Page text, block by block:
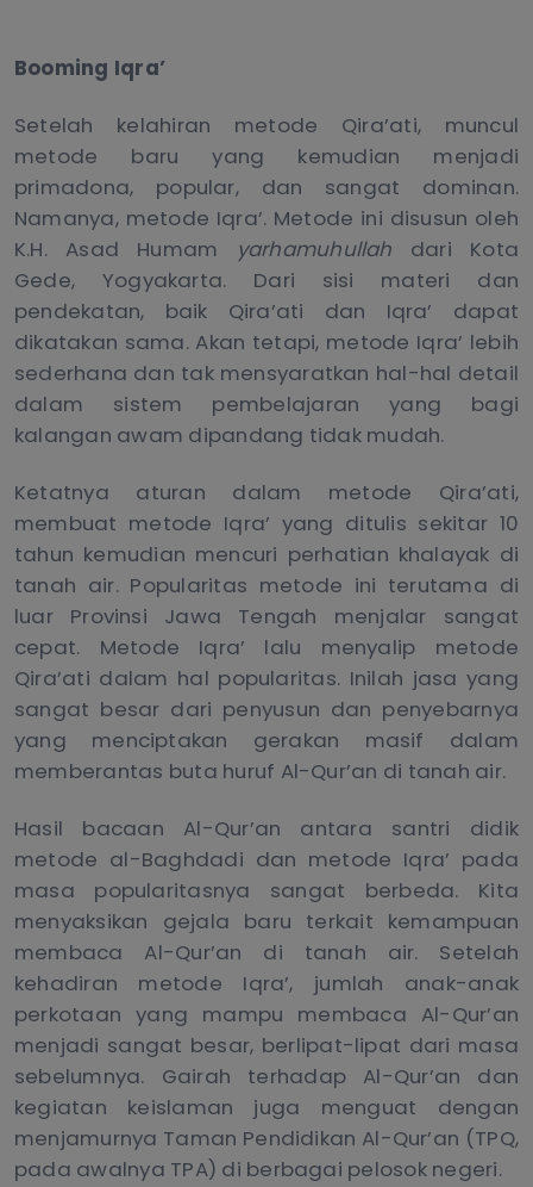
Booming Iqra’
Setelah kelahiran metode Qira’ati, muncul
metode baru yang kemudian menjadi
primadona, popular, dan sangat dominan.
Namanya, metode Iqra’. Metode ini disusun oleh
K.H. Asad Humam yarhamuhullah dari Kota
Gede, Yogyakarta. Dari sisi materi dan
pendekatan, baik Qira’ati dan Iqra’ dapat
dikatakan sama. Akan tetapi, metode Iqra’ lebih
sederhana dan tak mensyaratkan hal-hal detail
dalam sistem pembelajaran yang bagi
kalangan awam dipandang tidak mudah.
Ketatnya aturan dalam metode Qira’ati,
membuat metode Iqra’ yang ditulis sekitar 10
tahun kemudian mencuri perhatian khalayak di
tanah air. Popularitas metode ini terutama di
luar Provinsi Jawa Tengah menjalar sangat
cepat. Metode Iqra’ lalu menyalip metode
Qira’ati dalam hal popularitas. Inilah jasa yang
sangat besar dari penyusun dan penyebarnya
yang menciptakan gerakan masif dalam
memberantas buta huruf Al-Qur’an di tanah air.
Hasil bacaan Al-Qur’an antara santri didik
metode al-Baghdadi dan metode Iqra’ pada
masa popularitasnya sangat berbeda. Kita
menyaksikan gejala baru terkait kemampuan
membaca Al-Qur’an di tanah air. Setelah
kehadiran metode Iqra’, jumlah anak-anak
perkotaan yang mampu membaca Al-Qur’an
menjadi sangat besar, berlipat-lipat dari masa
sebelumnya. Gairah terhadap Al-Qur’an dan
kegiatan keislaman juga menguat dengan
menjamurnya Taman Pendidikan Al-Qur’an (TPQ,
pada awalnya TPA) di berbagai pelosok negeri.